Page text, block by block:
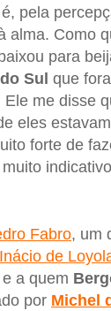
pela
alma. Como
para
Sul que
me disse
eles
forte de
Fabro, um
Inácio de
a quem
por Michel